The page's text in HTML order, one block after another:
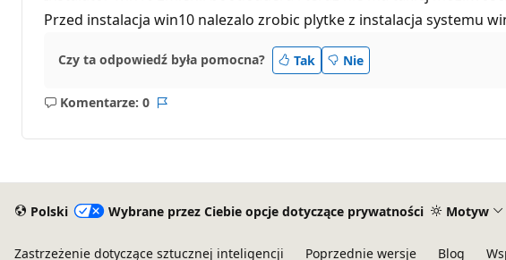
Przed instalacja win10 nalezalo zrobic plytke z instalacja systemu
Czy ta odpowiedź była pomocna? Tak Nie
Komentarze: 0
Brak
Polski Wybrane przez Ciebie opcje dotyczące prywatności Motyw
Zastrzeżenie dotyczące sztucznej inteligencji Poprzednie wersje Blog